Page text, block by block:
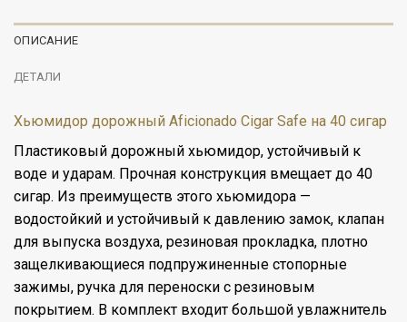
ОПИСАНИЕ
ДЕТАЛИ
Хьюмидор дорожный Aficionado Cigar Safe на 40 сигар
Пластиковый дорожный хьюмидор, устойчивый к
воде и ударам. Прочная конструкция вмещает до 40
сигар. Из преимуществ этого хьюмидора —
водостойкий и устойчивый к давлению замок, клапан
для выпуска воздуха, резиновая прокладка, плотно
защелкивающиеся подпружиненные стопорные
зажимы, ручка для переноски с резиновым
покрытием. В комплект входит большой увлажнитель